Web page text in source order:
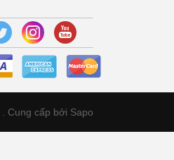
Cung cấp bởi Sapo